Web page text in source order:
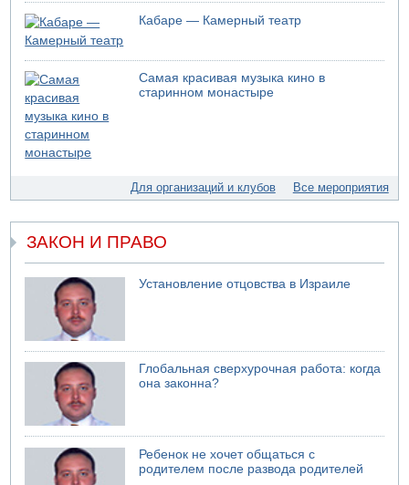
05.08.2026 13:32
В России горят новые склады
05.08.2026 10:19
Хуситы сообщают об атаке по Саудовскому танкеру
05.08.2026 10:16
Левые активисты пытались ворваться в офис
"Религиозного сионизма"
05.08.2026 06:42
05.08.2026 06:41
Кабаре — Камерный театр
Самая красивая музыка кино в
старинном монастыре
Для организаций и клубов Все мероприятия
ЗАКОН И ПРАВО
Установление отцовства в Израиле
Глобальная сверхурочная работа: когда
она законна?
Ребенок не хочет общаться с
родителем после развода родителей